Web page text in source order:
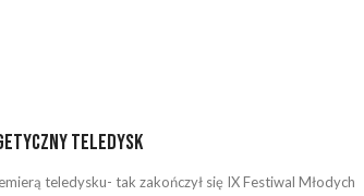
teledysk
teledysku- tak zakończył się IX Festiwal Młodych